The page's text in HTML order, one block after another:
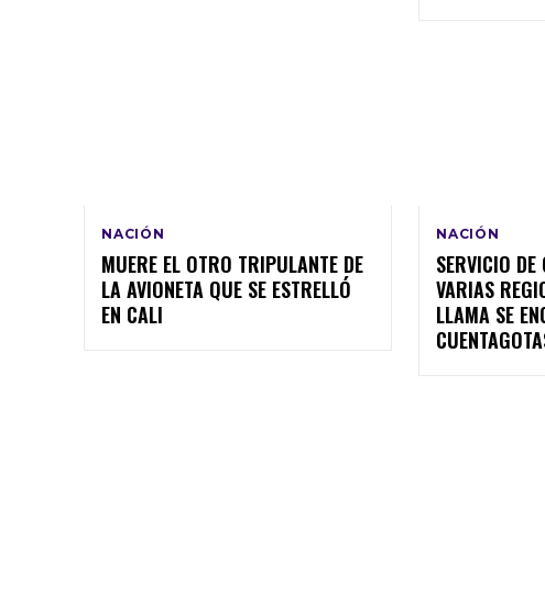
NACIÓN
MUERE EL OTRO TRIPULANTE DE
LA AVIONETA QUE SE ESTRELLÓ
EN CALI
NACIÓN
SERVICIO DE
VARIAS
LLAMA SE